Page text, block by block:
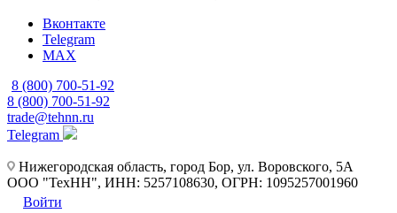
Вконтакте
Telegram
MAX
8 (800) 700-51-92
8 (800) 700-51-92
trade@tehnn.ru
Telegram
Нижегородская область, город Бор, ул. Воровского, 5А
ООО "ТехНН", ИНН: 5257108630, ОГРН: 1095257001960
Войти